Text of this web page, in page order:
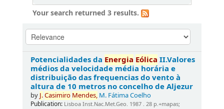
Your search returned 3 results.
Potencialidades da Energia Eólica II.Valores
médios da velocidade média horária e
distribuição das frequencias do vento à
altura de 10 metros no concelho de Aljezur
by J.Casimiro Mendes, M. Fátima Coelho
Publication: Lisboa Inst.Nac.Met.Geo. 1987 . 28 p.+mapas;